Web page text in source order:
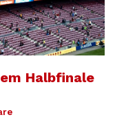
Halbfinale